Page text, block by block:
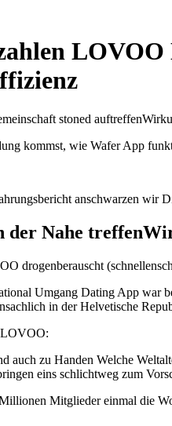
stoned
kommst, wie Wafer App
anschwarzen wir
der Nahe
drogenberauscht
Umgang Dating App war
in der Helvetische
LOVOO:
auch zu Handen Welche
eins schlichtweg zum
Mitglieder einmal die